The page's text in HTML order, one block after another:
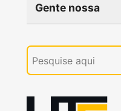
Gente nossa